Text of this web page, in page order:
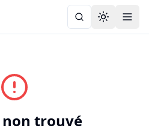
Toggle
non trouvé